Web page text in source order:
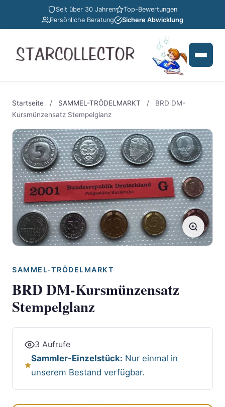
Seit über 30 Jahren
Top-Bewertungen
Persönliche Beratung
Sichere Abwicklung
Startseite / SAMMEL-TRÖDELMARKT /
BRD DM-
Kursmünzensatz Stempelglanz
SAMMEL-TRÖDELMARKT
BRD DM-Kursmünzensatz
Stempelglanz
3 Aufrufe
Sammler-Einzelstück: Nur einmal in
unserem Bestand verfügbar.